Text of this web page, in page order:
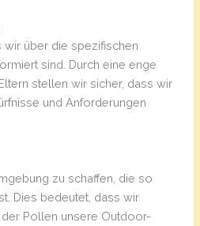
wir über die spezifischen
sind. Durch eine enge
stellen wir sicher, dass wir
und Anforderungen
zu schaffen, die so
Dies bedeutet, dass wir
Pollen unsere Outdoor-